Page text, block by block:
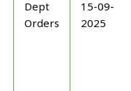
Dept
Orders
15-09-
2025